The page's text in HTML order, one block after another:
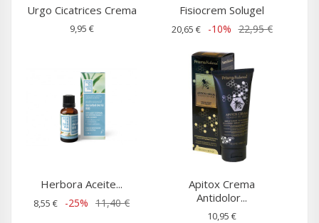
Urgo Cicatrices Crema
9,95 €
Fisiocrem Solugel
20,65 € -10% 22,95 €
Herbora Aceite...
8,55 € -25% 11,40 €
Apitox Crema
Antidolor...
10,95 €